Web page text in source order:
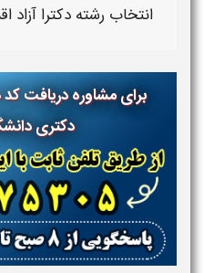
انتخاب رشته دکترا آزاد
برای مشاوره دریافت
دکتری